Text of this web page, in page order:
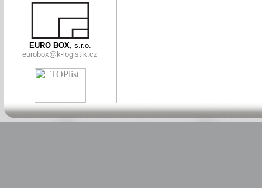
EURO BOX, s.r.o.
eurobox@k-logistik.cz